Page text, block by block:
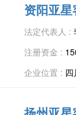
资阳亚
法定代表人 :
注册资金 :
企业位置 : 四